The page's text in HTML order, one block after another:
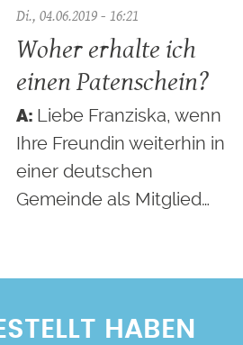
Di., 04.06.2019 - 16:21
Woher erhalte ich
einen Patenschein?
Liebe Franziska, wenn
Ihre Freundin weiterhin in
einer deutschen
Gemeinde als Mitglied…
HABEN